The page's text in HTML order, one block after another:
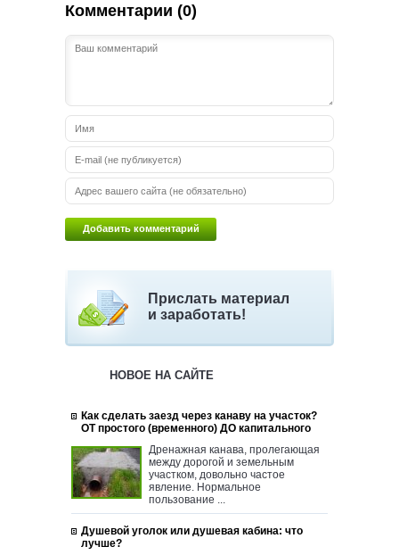
Комментарии (0)
Прислать материал
и заработать!
НОВОЕ НА САЙТЕ
Как сделать заезд через канаву на участок?
ОТ простого (временного) ДО капитального
Дренажная канава, пролегающая
между дорогой и земельным
участком, довольно частое
явление. Нормальное
пользование ...
Душевой уголок или душевая кабина: что
лучше?